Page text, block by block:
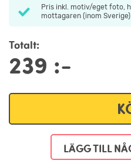
Pris inkl. motiv/eget foto,
mottagaren (inom Sverige)
Totalt:
239 :-
LÄGG TILL